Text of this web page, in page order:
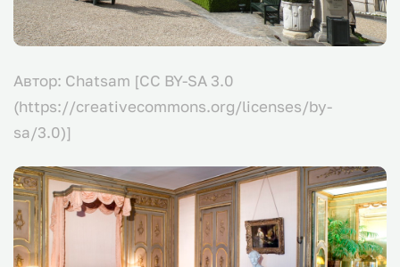
Автор: Chatsam [CC BY-SA 3.0
(https://creativecommons.org/licenses/by-
sa/3.0)]